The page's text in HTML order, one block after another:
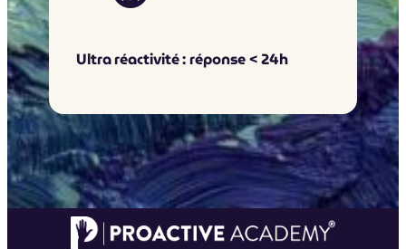
Ultra réactivité : réponse < 24h